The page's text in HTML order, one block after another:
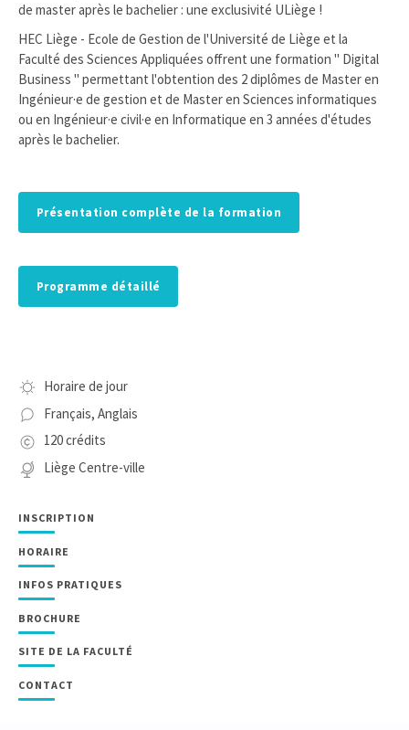
de master après le bachelier : une exclusivité ULiège !
HEC Liège - Ecole de Gestion de l'Université de Liège et la
Faculté des Sciences Appliquées offrent une formation " Digital
Business " permettant l'obtention des 2 diplômes de Master en
Ingénieur·e de gestion et de Master en Sciences informatiques
ou en Ingénieur·e civil·e en Informatique en 3 années d'études
après le bachelier.
Présentation complète de la formation
Programme détaillé
Horaire de jour
Français, Anglais
120 crédits
Liège Centre-ville
INSCRIPTION
HORAIRE
INFOS PRATIQUES
BROCHURE
SITE DE LA FACULTÉ
CONTACT